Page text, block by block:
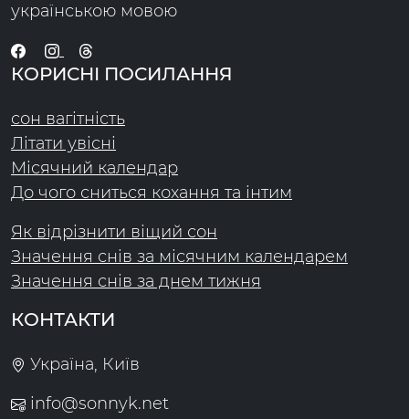
українською мовою
КОРИСНІ ПОСИЛАННЯ
сон вагітність
Літати увісні
Місячний календар
До чого сниться кохання та інтим
Як відрізнити віщий сон
Значення снів за місячним календарем
Значення снів за днем тижня
КОНТАКТИ
Україна, Київ
info@sonnyk.net